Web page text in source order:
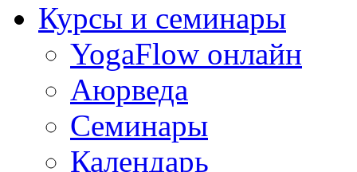
Курсы и семинары
YogaFlow онлайн
Аюрведа
Семинары
Календарь